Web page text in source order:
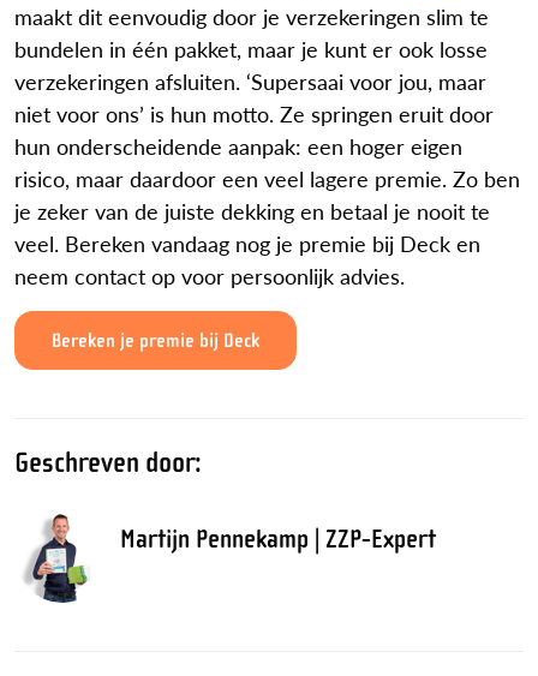
maakt dit eenvoudig door je verzekeringen slim te
bundelen in één pakket, maar je kunt er ook losse
verzekeringen afsluiten. ‘Supersaai voor jou, maar
niet voor ons’ is hun motto. Ze springen eruit door
hun onderscheidende aanpak: een hoger eigen
risico, maar daardoor een veel lagere premie. Zo ben
je zeker van de juiste dekking en betaal je nooit te
veel. Bereken vandaag nog je premie bij Deck en
neem contact op voor persoonlijk advies.
Bereken je premie bij Deck
Geschreven door:
Martijn Pennekamp | ZZP-Expert